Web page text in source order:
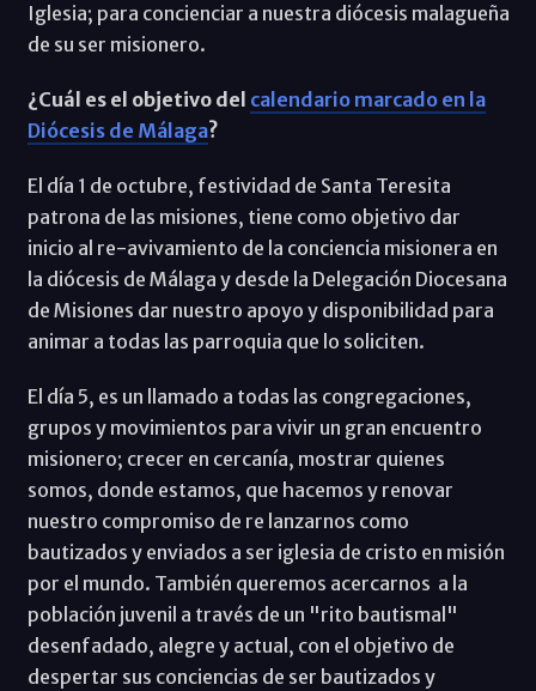
Iglesia; para concienciar a nuestra diócesis malagueña
de su ser misionero.
¿Cuál es el objetivo del calendario marcado en la
Diócesis de Málaga?
El día 1 de octubre, festividad de Santa Teresita
patrona de las misiones, tiene como objetivo dar
inicio al re-avivamiento de la conciencia misionera en
la diócesis de Málaga y desde la Delegación Diocesana
de Misiones dar nuestro apoyo y disponibilidad para
animar a todas las parroquia que lo soliciten.
El día 5, es un llamado a todas las congregaciones,
grupos y movimientos para vivir un gran encuentro
misionero; crecer en cercanía, mostrar quienes
somos, donde estamos, que hacemos y renovar
nuestro compromiso de re lanzarnos como
bautizados y enviados a ser iglesia de cristo en misión
por el mundo. También queremos acercarnos a la
población juvenil a través de un "rito bautismal"
desenfadado, alegre y actual, con el objetivo de
despertar sus conciencias de ser bautizados y